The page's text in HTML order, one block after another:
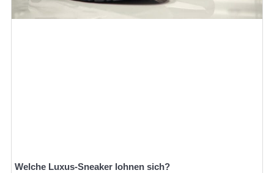
Welche Luxus-Sneaker lohnen sich?